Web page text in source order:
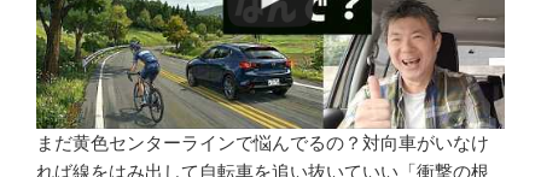
まだ黄色センターラインで悩んでるの？対向車がいなけ
れば線をはみ出して自転車を追い抜いていい「衝撃の根